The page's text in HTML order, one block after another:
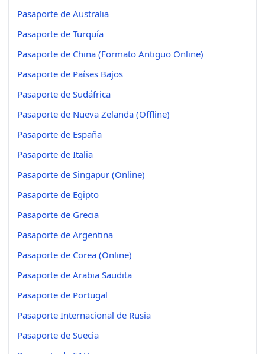
Pasaporte de Australia
Pasaporte de Turquía
Pasaporte de China (Formato Antiguo Online)
Pasaporte de Países Bajos
Pasaporte de Sudáfrica
Pasaporte de Nueva Zelanda (Offline)
Pasaporte de España
Pasaporte de Italia
Pasaporte de Singapur (Online)
Pasaporte de Egipto
Pasaporte de Grecia
Pasaporte de Argentina
Pasaporte de Corea (Online)
Pasaporte de Arabia Saudita
Pasaporte de Portugal
Pasaporte Internacional de Rusia
Pasaporte de Suecia